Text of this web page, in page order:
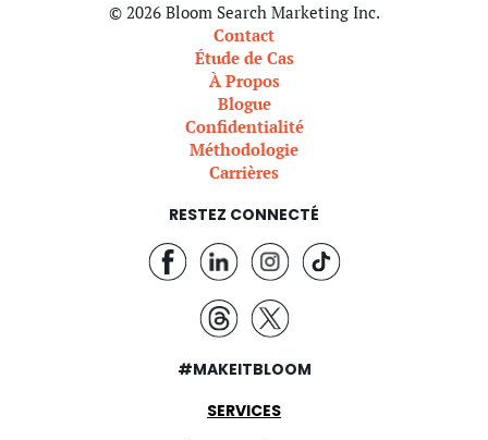
© 2026 Bloom Search Marketing Inc.
Contact
Étude de Cas
À Propos
Blogue
Confidentialité
Méthodologie
Carrières
RESTEZ CONNECTÉ
#MAKEITBLOOM
SERVICES